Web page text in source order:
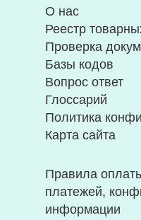
О нас
Реестр
Проверка
Базы кодов
Вопрос ответ
Глоссарий
Политика
Карта сайта
Правила
платежей,
информации